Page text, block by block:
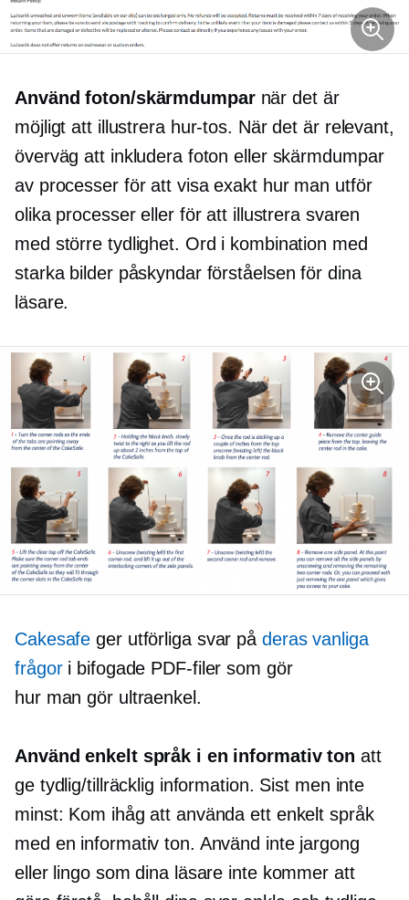
Använd foton/skärmdumparnär det är
möjligt att illustrera hur-tos. När det är relevant,
överväg att inkludera foton eller skärmdumpar
av processer för att visa exakt hur man utför
olika processer eller för att illustrera svaren
med större tydlighet. Ord i kombination med
starka bilder påskyndar förståelsen för dina
läsare.
Cakesafe ger utförliga svar på deras vanliga
frågori bifogade PDF-filer som gör
hur man gör ultraenkel.
Använd enkelt språk i en informativ ton att
ge tydlig/tillräcklig information. Sist men inte
minst: Kom ihåg att använda ett enkelt språk
med en informativ ton. Använd inte jargong
eller lingo som dina läsare inte kommer att